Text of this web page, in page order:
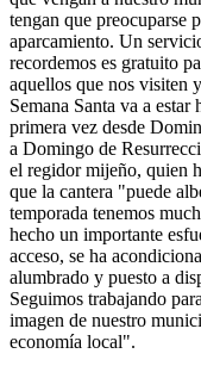
tengan que preocuparse
aparcamiento. Un
recordemos es gratuito
aquellos que nos visiten
Semana Santa va a
primera vez desde
a Domingo de
el regidor mijeño, quien
que la cantera "puede
temporada tenemos
hecho un importante
acceso, se ha
alumbrado y puesto a
Seguimos trabajando
imagen de nuestro
economía local".